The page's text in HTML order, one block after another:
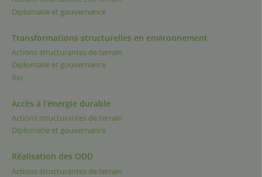
Diplomatie et gouvernance
Transformations structurelles en environnement
Actions structurantes de terrain
Diplomatie et gouvernance
Rio
Accès à l’énergie durable
Actions structurantes de terrain
Diplomatie et gouvernance
Réalisation des ODD
Actions structurantes de terrain